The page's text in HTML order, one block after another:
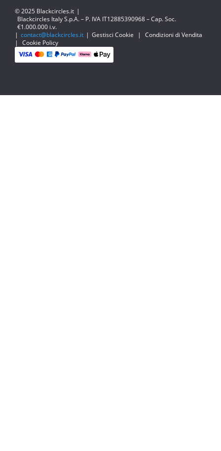
© 2025 Blackcircles.it |
Blackcircles Italy S.p.A. – P. IVA IT12885390968 – Cap. Soc.
€1.000.000 i.v.
| contact@blackcircles.it | Gestisci Cookie |
Condizioni di Vendita
|
Cookie Policy